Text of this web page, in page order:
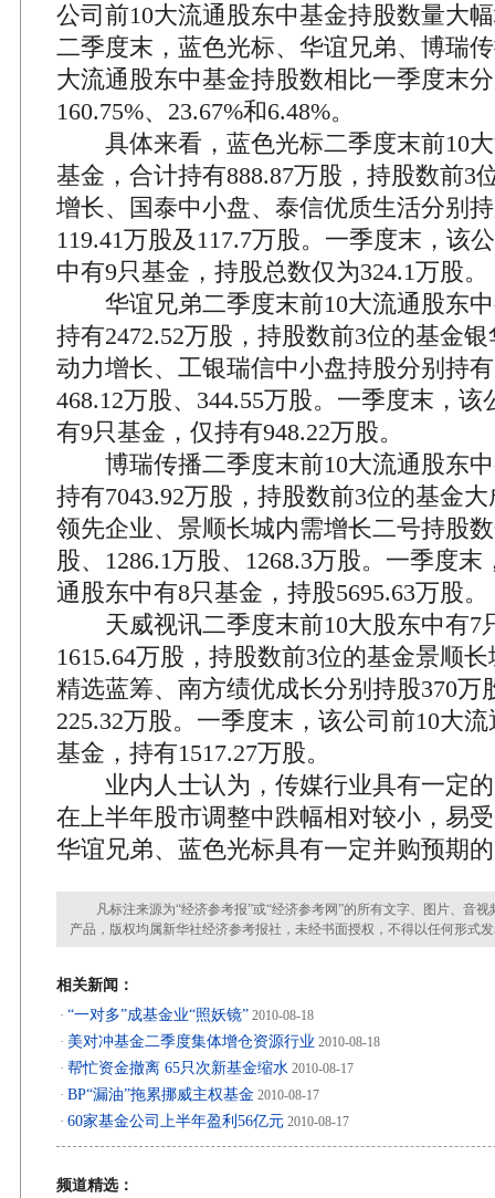
公司前10大流通股东中基金持股数量大
二季度末，蓝色光标、华谊兄弟、博瑞
大流通股东中基金持股数相比一季度末
160.75%、23.67%和6.48%。
具体来看，蓝色光标二季度末前10大
基金，合计持有888.87万股，持股数前3
增长、国泰中小盘、泰信优质生活分别
119.41万股及117.7万股。一季度末，该
中有9只基金，持股总数仅为324.1万股。
华谊兄弟二季度末前10大流通股东中
持有2472.52万股，持股数前3位的基金
动力增长、工银瑞信中小盘持股分别持
468.12万股、344.55万股。一季度末，该
有9只基金，仅持有948.22万股。
博瑞传播二季度末前10大流通股东中
持有7043.92万股，持股数前3位的基金
领先企业、景顺长城内需增长二号持股
股、1286.1万股、1268.3万股。一季度
通股东中有8只基金，持股5695.63万股。
天威视讯二季度末前10大股东中有7
1615.64万股，持股数前3位的基金景顺
精选蓝筹、南方绩优成长分别持股370万
225.32万股。一季度末，该公司前10大
基金，持有1517.27万股。
业内人士认为，传媒行业具有一定的
在上半年股市调整中跌幅相对较小，易
华谊兄弟、蓝色光标具有一定并购预期
凡标注来源为“经济参考报”或“经济参考网”的所有文字、图片、音视
产品，版权均属新华社经济参考报社，未经书面授权，不得以任何形式
相关新闻：
· “一对多”成基金业“照妖镜” 2010-08-18
· 美对冲基金二季度集体增仓资源行业 2010-08-18
· 帮忙资金撤离 65只次新基金缩水 2010-08-17
· BP“漏油”拖累挪威主权基金 2010-08-17
· 60家基金公司上半年盈利56亿元 2010-08-17
频道精选：